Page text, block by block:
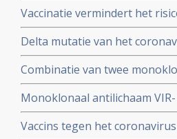
Vaccinatie vermindert het
immuniteit van een eerdere
keer. Dit toont groot
Delta mutatie van het
vs 4 procent) op ernstige
Combinatie van twee
COV) kan ernstig zieke
behoeden voor overlijden
Monoklonaal antilichaam
overlijden bij patienten met
vergelijking met placebo
Vaccins tegen het